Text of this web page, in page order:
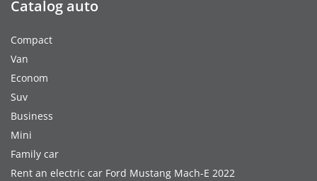
Catalog auto
Compact
Van
Econom
Suv
Business
Mini
Family car
Rent an electric car Ford Mustang Mach-E 2022